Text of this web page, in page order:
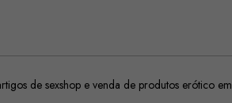
de sexshop e venda de produtos erótico em